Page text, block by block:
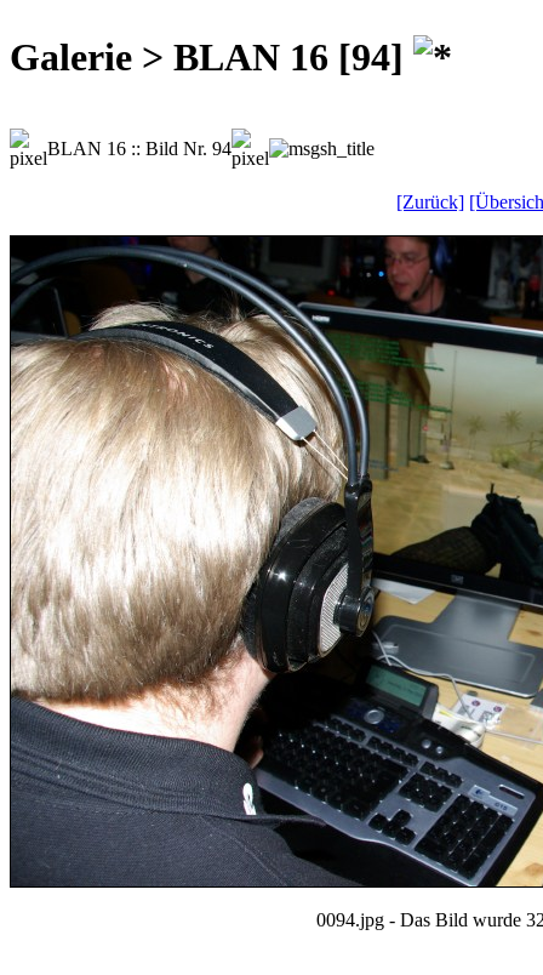
Galerie > BLAN 16 [94]
BLAN 16 :: Bild Nr. 94
[Zurück]
0094.jpg - Das Bild wurde